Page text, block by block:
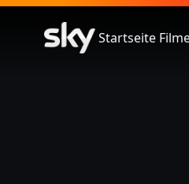
Startseite
Grâce à Dieu -